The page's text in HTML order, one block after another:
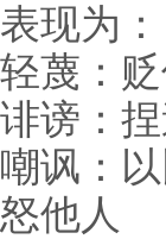
表现为：
轻蔑：
诽谤：
嘲讽：
怒他人